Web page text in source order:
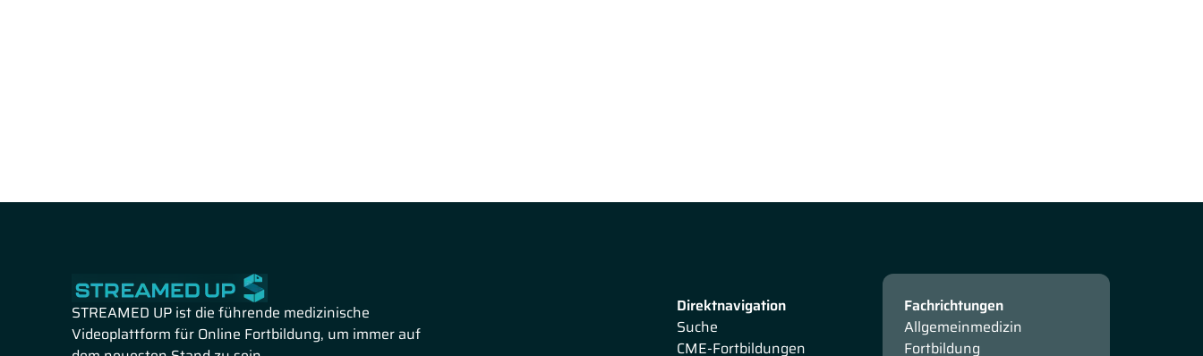
STREAMED UP ist die führende medizinische
Videoplattform für Online Fortbildung, um immer auf
Direktnavigation
Suche
CME-Fortbildungen
Fachrichtungen
Allgemeinmedizin
Fortbildung